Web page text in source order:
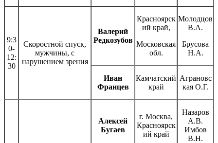
9:3
0-
12:
30
Скоростной спуск,
мужчины, с
нарушением зрения
Валерий
Редкозубов
Красноярск
ий край,
Московская
обл.
Молодцов
В.А.
Брусова
Н.А.
Иван
Францев
Камчатский
край
Аграновс
кая О.Г.
Алексей
Бугаев
г. Москва,
Красноярск
ий край
Назаров
А.В.
Имбов
В.Н.